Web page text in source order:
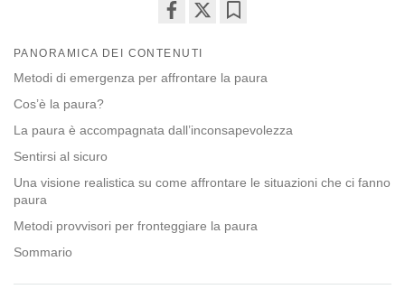
on
facebook
PANORAMICA DEI CONTENUTI
Metodi di emergenza per affrontare la paura
Cos’è la paura?
La paura è accompagnata dall’inconsapevolezza
Sentirsi al sicuro
Una visione realistica su come affrontare le situazioni che ci fanno
paura
Metodi provvisori per fronteggiare la paura
Sommario